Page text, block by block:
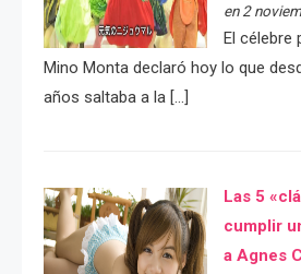
en 2
El célebre
Mino Monta declaró hoy lo que
años saltaba a la […]
Las 5
cumplir
a Agnes